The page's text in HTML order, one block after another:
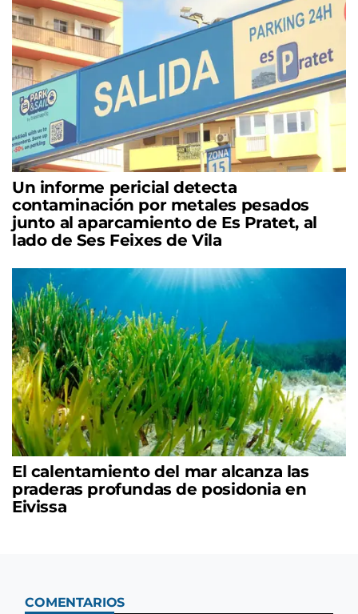
Un informe pericial detecta
contaminación por metales pesados
junto al aparcamiento de Es Pratet, al
lado de Ses Feixes de Vila
El calentamiento del mar alcanza las
praderas profundas de posidonia en
Eivissa
COMENTARIOS